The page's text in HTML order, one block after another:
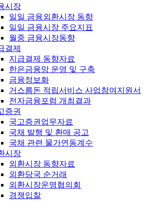
시장
일일 금융외환시장 동향
일일 금융시장 주요지표
월중 금융시장동향
결제
지급결제 동향자료
한은금융망 운영 및 구축
금융정보화
거스름돈 적립서비스 사업참여지원서
전자금융포럼 개최결과
증권
국고증권업무자료
국채 발행 및 환매 공고
국채 관련 물가연동계수
시장
외환시장 동향자료
외환당국 순거래
외환시장운영협의회
경쟁입찰